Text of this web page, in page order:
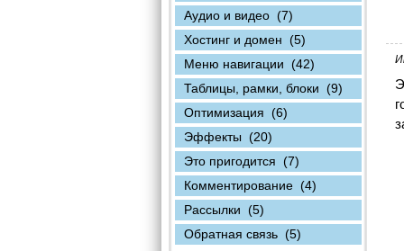
Аудио и видео (7)
Хостинг и домен (5)
Меню навигации (42)
Таблицы, рамки, блоки (9)
Оптимизация (6)
Эффекты (20)
Это пригодится (7)
Комментирование (4)
Рассылки (5)
Обратная связь (5)